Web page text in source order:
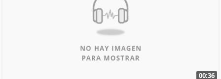
00:36